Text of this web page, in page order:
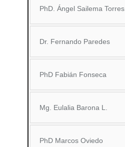
PhD. Ángel Sailema Torres.
Dr. Fernando Paredes
PhD Fabián Fonseca
Mg. Eulalia Barona L.
PhD Marcos Oviedo